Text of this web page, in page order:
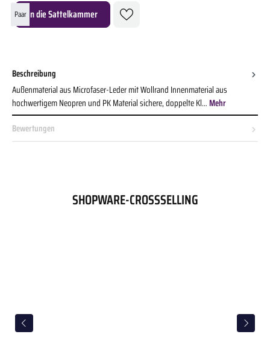
Produkt Anzahl: Gib den gewünschten Wert ein oder benutze die Schaltflächen um die
Paar In die Sattelkammer
Beschreibung
Außenmaterial aus Microfaser-Leder mit Wollrand Innenmaterial aus
hochwertigem Neopren und PK Material sichere, doppelte Kl…Mehr
Bewertungen
SHOPWARE-CROSSSELLING